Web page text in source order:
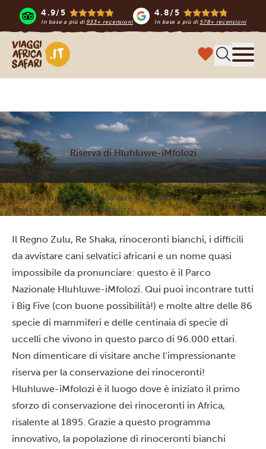
4.9/5
In base a più di 933+ recensioni
4.8/5
In base a più di578+ recensioni
Viaggi Africa Safari
Riserva di Hluhluwe-iMfolozi
Home Sudafrica
Cosa fare in Sudafrica
Riserva di Hluhluwe-iMfolozi
Il Regno Zulu, Re Shaka, rinoceronti bianchi, i difficili
da avvistare cani selvatici africani e un nome quasi
impossibile da pronunciare: questo è il Parco
Nazionale Hluhluwe-iMfolozi. Qui puoi incontrare tutti
i Big Five (con buone possibilità!) e molte altre delle 86
specie di mammiferi e delle centinaia di specie di
uccelli che vivono in questo parco di 96.000 ettari.
Non dimenticare di visitare anche l’impressionante
riserva per la conservazione dei rinoceronti!
Hluhluwe-iMfolozi è il luogo dove è iniziato il primo
sforzo di conservazione dei rinoceronti in Africa,
risalente al 1895. Grazie a questo programma
innovativo, la popolazione di rinoceronti bianchi